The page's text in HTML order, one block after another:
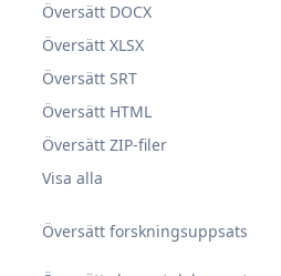
Översätt forskningsuppsats
Översätt DOCX
Översätt XLSX
Översätt SRT
Översätt HTML
Översätt ZIP-filer
Visa alla